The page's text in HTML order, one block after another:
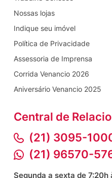
Nossas lojas
Indique seu imóvel
Política de Privacidade
Assessoria de Imprensa
Corrida Venancio 2026
Aniversário Venancio 2025
Central de
(21) 3095-
(21) 96570-
Segunda a sexta de 7:20h